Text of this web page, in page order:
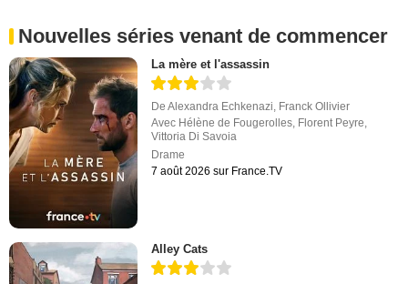
Nouvelles séries venant de commencer
La mère et l'assassin
DeAlexandra Echkenazi, Franck Ollivier
Avec Hélène de Fougerolles, Florent Peyre,
Vittoria Di Savoia
Drame
7 août 2026 sur France.TV
Alley Cats